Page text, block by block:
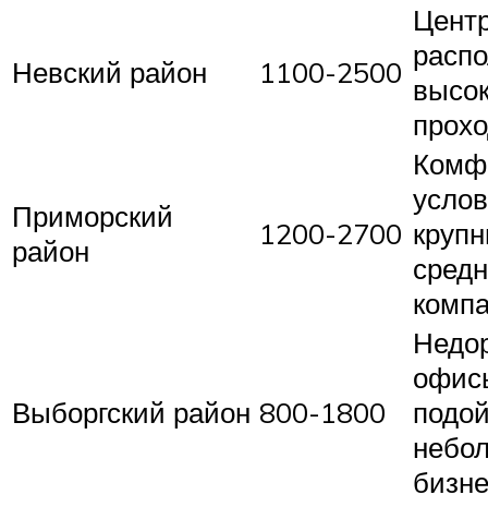
Невский район 1100-2500
Приморский
район
1200-2700
Выборгский район 800-1800